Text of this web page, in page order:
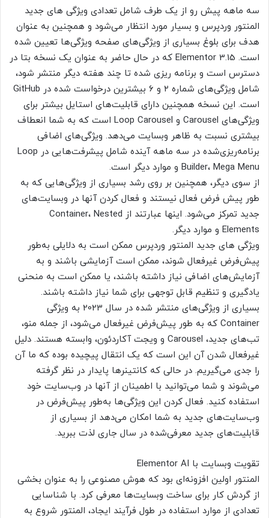
سه ماهه پیش رو از یک طرف شامل تعدادی ویژگی های جدید
المنتور وردپرس و بسیار مورد انتظار می‌شود و همچنین به عنوان
هدف برای بلوغ بسیاری از ویژگی‌های صفحه ویژگی‌ها تعیین شده
است. Elementor 3.15 که در حال حاضر به عنوان یک نسخه بتا در
دسترس است و برنامه ریزی شده تا چند هفته دیگر منتشر شود،
شامل ویژگی‌های شماره ۲ و ۶ بیشترین درخواست شده در GitHub
است. این نسخه همچنین دارای قابلیت‌های استایل بیشتر برای
ویژگی‌های Carousel و Loop Carousel است که به شما انعطاف
بیشتری نسبت به ظاهر وبسایت می‌دهد. ویژگی‌های اضافی
برنامه‌ریزی‌شده در سه ماهه آینده شامل پیشرفت‌هایی در Loop
Builder، Mega Menu و موارد دیگر است.
از سوی دیگر، همچنین بر روی رشد بسیاری از ویژگی‌هایی که به
طور پیش فرض فعال نیستند و فعال کردن آنها در وبسایت‌های
جدید تمرکز می‌شود. اینها عبارتند از Container، Nested
Elements و موارد دیگر.
ویژگی های جدید المنتور وردپرس ممکن است به دلایلی به‌طور
پیش‌فرض غیرفعال شوند، ممکن است آزمایشی باشند و به
آزمایش‌های اضافی نیاز داشته باشند، یا ممکن است به منحنی
یادگیری و تنظیم قابل توجهی برای شما نیاز داشته باشند.
بسیاری از ویژگی‌های منتشر شده در سال 2023 به ویژگی
Container که به طور پیش‌فرض غیرفعال می‌شود، از جمله منو،
تب‌های جدید، Carousel و ویجت آکاردئون، وابسته هستند. دلیل
غیرفعال شدن آن این است که یک انتقال پیچیده بوده که ما آن
را جدی می‌گیریم. در حالی که کانتینرها پایدار در نظر گرفته
می‌شوند و شما می‌توانید با اطمینان از آنها در وب‌سایت خود
استفاده کنید. فعال کردن این ویژگی‌ها به‌طور پیش‌فرض در
وب‌سایت‌های جدید به شما امکان می‌دهد از بسیاری از
قابلیت‌های جدید معرفی‌شده در سال جاری لذت ببرید.
تقویت وبسایت با Elementor AI
المنتور اولین افزونه‌ای بود که هوش مصنوعی را به عنوان بخشی
از گردش کار برای ساخت وبسایت‌ها معرفی کرد. با شناسایی
تعدادی از موارد استفاده در طول فرآیند ایجاد، المنتور شروع به